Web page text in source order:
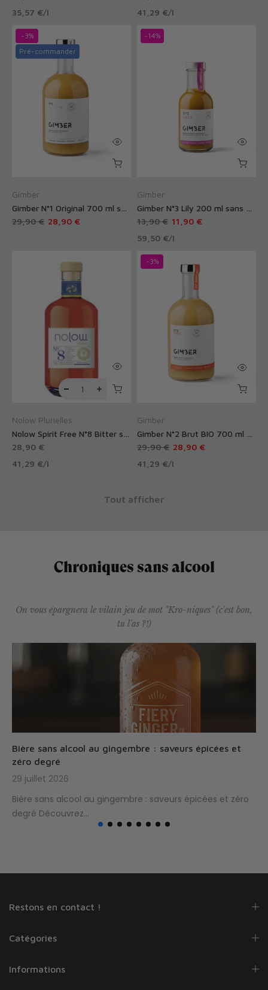
35,57 €/l
41,29 €/l
-3%
Pré-commander
Gimber
29,90 € 28,90 €
-14%
Gimber
13,90 € 11,90 €
59,50 €/l
Nolow Plurielles
28,90 €
41,29 €/l
-3%
Gimber
29,90 € 28,90 €
41,29 €/l
Tout afficher
Chroniques sans alcool
On vous épargnera le vilain jeu de mot "Kro-niques" (c'est bon,
tu l'as ?!)
Bière sans alcool au gingembre : saveurs épicées et
zéro degré
29 juillet 2026
Bière sans alcool au gingembre : saveurs épicées et zéro
degré Découvrez...
Restons en contact !
Catégories
Informations